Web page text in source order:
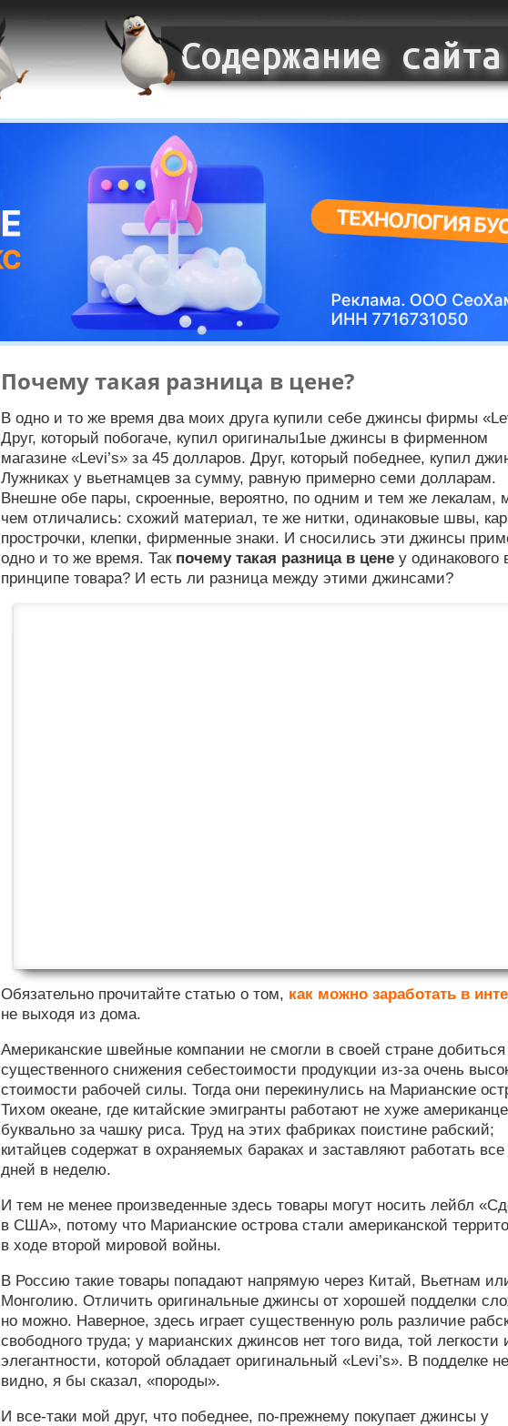
Почему такая разница в цене?
В одно и то же время два моих друга купили себе джинсы фирмы
Друг, который побогаче, купил оригиналы1ые джинсы в фирменном
магазине «Levi’s» за 45 долларов. Друг, который победнее, купил
Лужниках у вьетнамцев за сумму, равную примерно семи долларам.
Внешне обе пары, скроенные, вероятно, по одним и тем же лекалам,
чем отличались: схожий материал, те же нитки, одинаковые швы,
прострочки, клепки, фирменные знаки. И сносились эти джинсы
одно и то же время. Так почему такая разница в цене у одинакового
принципе товара? И есть ли разница между этими джинсами?
Обязательно прочитайте статью о том, как можно заработать в
не выходя из дома.
Американские швейные компании не смогли в своей стране добиться
существенного снижения себестоимости продукции из-за очень
стоимости рабочей силы. Тогда они перекинулись на Марианские
Тихом океане, где китайские эмигранты работают не хуже
буквально за чашку риса. Труд на этих фабриках поистине рабский;
китайцев содержат в охраняемых бараках и заставляют работать
дней в неделю.
И тем не менее произведенные здесь товары могут носить лейбл
в США», потому что Марианские острова стали американской
в ходе второй мировой войны.
В Россию такие товары попадают напрямую через Китай, Вьетнам
Монголию. Отличить оригинальные джинсы от хорошей подделки
но можно. Наверное, здесь играет существенную роль различие
свободного труда; у марианских джинсов нет того вида, той легкости
элегантности, которой обладает оригинальный «Levi’s». В подделке не
видно, я бы сказал, «породы».
И все-таки мой друг, что победнее, по-прежнему покупает джинсы у